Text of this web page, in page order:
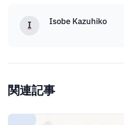
I Isobe Kazuhiko
関連記事